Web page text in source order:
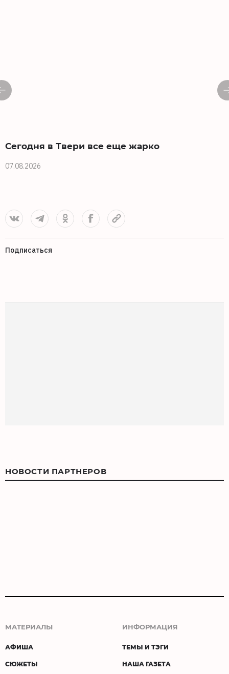
Сегодня в Твери все еще жарко
07.08.2026
Подписаться
НОВОСТИ ПАРТНЕРОВ
МАТЕРИАЛЫ
АФИША
СЮЖЕТЫ
ИНФОРМАЦИЯ
ТЕМЫ И ТЭГИ
НАША ГАЗЕТА